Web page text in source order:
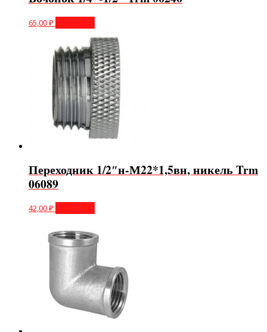
65,00₽
Переходник 1/2″н-М22*1,5вн, никель Trm
06089
42,00₽